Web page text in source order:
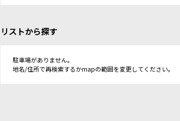
リストから探す
駐車場がありません。
地名/住所で再検索するかmapの範囲を変更してください。